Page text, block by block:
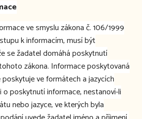
ve smyslu zákona č. 106/1999
k informacím, musí být
se žadatel domáhá poskytnutí
zákona. Informace poskytovaná
ve formátech a jazycích
poskytnutí informace, nestanoví-li
nebo jazyce, ve kterých byla